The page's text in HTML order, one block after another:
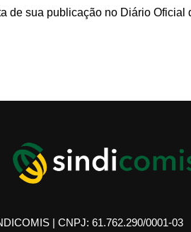
de sua publicação no Diário Oficial
| CNPJ: 61.762.290/0001-03